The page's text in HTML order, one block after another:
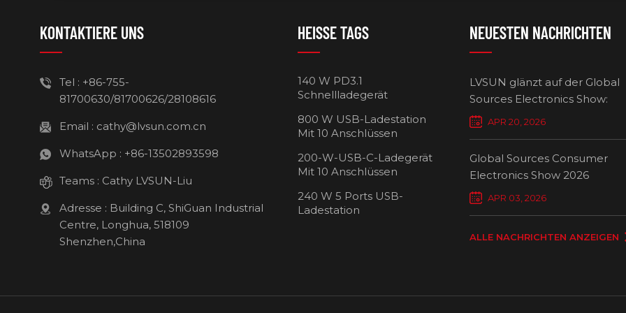
KONTAKTIERE UNS
Tel : +86-755-
81700630/81700626/28108616
Email : cathy@lvsun.com.cn
WhatsApp : +86-13502893598
Teams : Cathy LVSUN-Liu
Adresse : Building C, ShiGuan Industrial
Centre, Longhua, 518109
Shenzhen,China
HEISSE TAGS
140 W PD3.1
Schnellladegerät
800 W USB-Ladestation
Mit 10 Anschlüssen
200-W-USB-C-Ladegerät
Mit 10 Anschlüssen
240 W 5 Ports USB-
Ladestation
NEUESTEN NACHRICHTEN
LVSUN glänzt auf der Global
Sources Electronics Show:
Mehrfach-Ladegeräte setzen
Maßstäbe für intelligentes
APR 20, 2026
Global Sources Consumer
Electronics Show 2026
APR 03, 2026
ALLE NACHRICHTEN ANZEIGEN